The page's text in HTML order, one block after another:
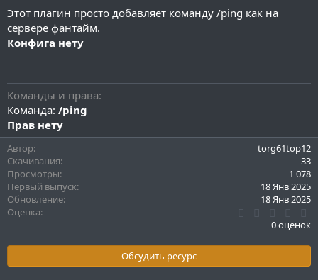
Этот плагин просто добавляет команду /ping как на
сервере фантайм.
Конфига нету
Команды и права
Команда: /ping
Прав нету
Автор
torg61top12
Скачивания
33
Просмотры
1 078
Первый выпуск
18 Янв 2025
Обновление
18 Янв 2025
Оценка
0
0
в
0 оценок
Обсудить ресурс